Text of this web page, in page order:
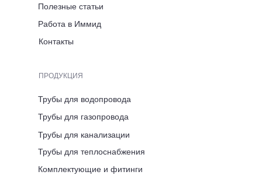
info@immid.ru
info@immidstroy.ru
Вологодская область,
г. Череповец, ул. Розы
АДРЕС ПРЕДСТАВИТЕЛЬСТВА
ВРЕМЯ РАБОТЫ
Череповец
ПРОДУКЦИЯ
Трубы для водопровода
Трубы для газопровода
Трубы для канализации
Трубы для теплоснабжения
Комплектующие и фитинги
Контакты
Полезные статьи
Работа в Иммид